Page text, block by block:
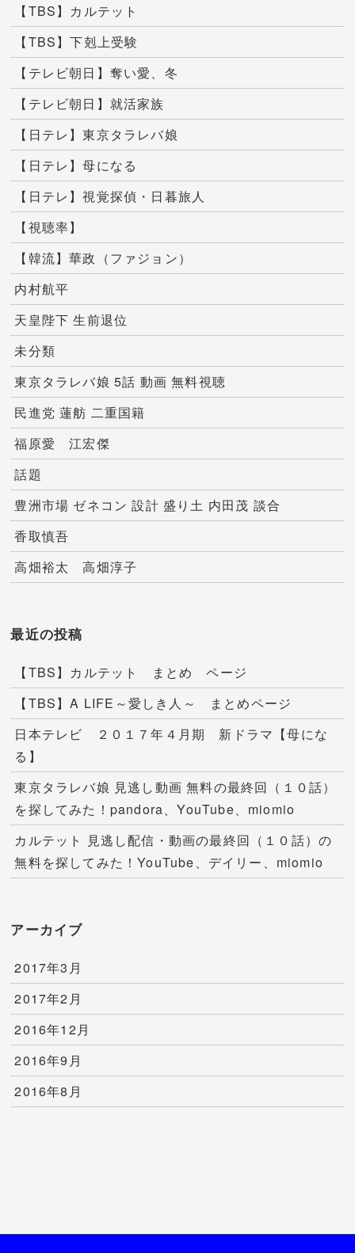
【TBS】カルテット
【TBS】下剋上受験
【テレビ朝日】奪い愛、冬
【テレビ朝日】就活家族
【日テレ】東京タラレバ娘
【日テレ】母になる
【日テレ】視覚探偵・日暮旅人
【視聴率】
【韓流】華政（ファジョン）
内村航平
天皇陛下 生前退位
未分類
東京タラレバ娘 5話 動画 無料視聴
民進党 蓮舫 二重国籍
福原愛 江宏傑
話題
豊洲市場 ゼネコン 設計 盛り土 内田茂 談合
香取慎吾
高畑裕太 高畑淳子
最近の投稿
【TBS】カルテット まとめ ページ
【TBS】A LIFE～愛しき人～ まとめページ
日本テレビ ２０１７年４月期 新ドラマ【母にな
る】
東京タラレバ娘 見逃し動画 無料の最終回（１０話）
を探してみた！pandora、YouTube、miomio
カルテット 見逃し配信・動画の最終回（１０話）の
無料を探してみた！YouTube、デイリー、miomio
アーカイブ
2017年3月
2017年2月
2016年12月
2016年9月
2016年8月